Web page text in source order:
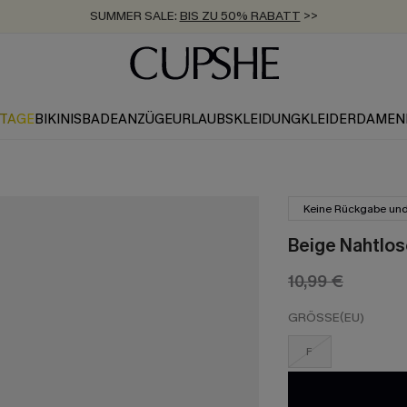
SUMMER SALE: BIS ZU 50% RABATT >>
ZUM NEWSLETTER:BIS ZU -20% EXTRA ERHALTEN
KOSTENLOSER VERSAND AB 89 €
BIKINISBADEANZÜGEURLAUBSKLEIDUNGKLEIDER
Keine Rückgabe
Beige
10,99 €
GRÖSSE(EU)
F